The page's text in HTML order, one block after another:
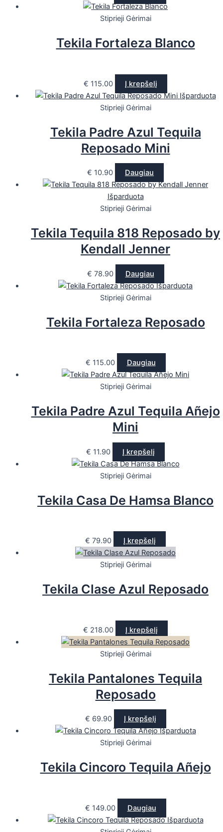
Stiprieji Gėrimai
Tekila Fortaleza Blanco
€ 115.00
Į krepšelį
Išparduota
Stiprieji Gėrimai
Tekila Padre Azul Tequila
Reposado Mini
€ 10.90 Daugiau
Išparduota
Stiprieji Gėrimai
Tekila Tequila 818 Reposado by
Kendall Jenner
€ 78.90
Daugiau
Išparduota
Stiprieji Gėrimai
Tekila Fortaleza Reposado
€ 115.00 Daugiau
Stiprieji Gėrimai
Tekila Padre Azul Tequila Añejo
Mini
€ 11.90 Į krepšelį
Stiprieji Gėrimai
Tekila Casa De Hamsa Blanco
€ 79.90 Į krepšelį
Stiprieji Gėrimai
Tekila Clase Azul Reposado
€ 218.00 Į krepšelį
Stiprieji Gėrimai
Tekila Pantalones Tequila
Reposado
€ 69.90
Į krepšelį
Išparduota
Stiprieji Gėrimai
Tekila Cincoro Tequila Añejo
€ 149.00
Daugiau
Išparduota